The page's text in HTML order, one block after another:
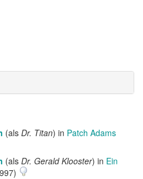
(als Dr. Titan) in Patch Adams
(als Dr. Gerald Klooster) in Ein